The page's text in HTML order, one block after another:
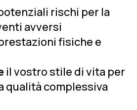
rischi per la
avversi
fisiche e
il vostro stile di vita per
qualità complessiva